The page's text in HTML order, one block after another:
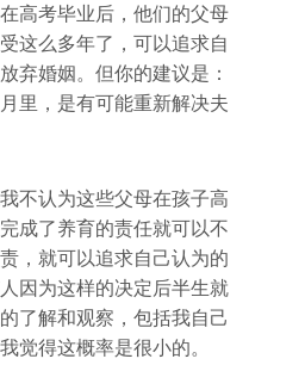
高考毕业后，他们的父母
这么多年了，可以追求自
弃婚姻。但你的建议是：
里，是有可能重新解决夫
不认为这些父母在孩子高
成了养育的责任就可以不
，就可以追求自己认为的
因为这样的决定后半生就
了解和观察，包括我自己
觉得这概率是很小的。